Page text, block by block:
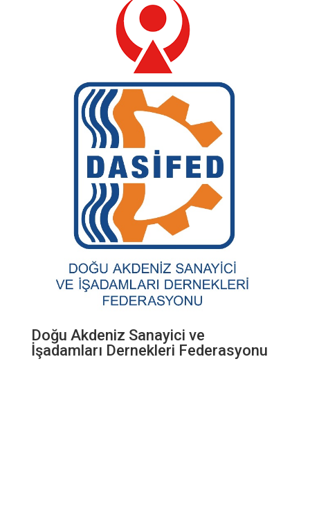
TOBB Kadın Girişimciler Kurulu
Doğu Akdeniz Sanayici ve
İşadamları Dernekleri Federasyonu